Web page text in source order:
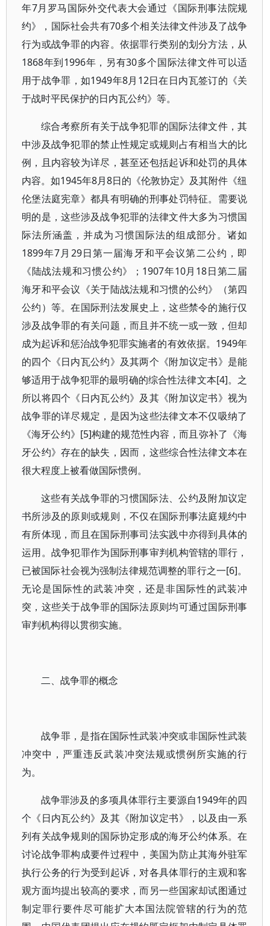
年7月罗马国际外交代表大会通过《国际刑事法院规
约》，国际社会共有70多个相关法律文件涉及了战争
行为或战争罪的内容。依据罪行类别的划分方法，从
1868年到1996年，另有30多个国际法律文件可以适
用于战争罪，如1949年8月12日在日内瓦签订的《关
于战时平民保护的日内瓦公约》等。
综合考察所有关于战争犯罪的国际法律文件，其
中涉及战争犯罪的禁止性规定或规则占有相当大的比
例，且内容较为详尽，甚至还包括起诉和处罚的具体
内容。如1945年8月8日的《伦敦协定》及其附件《纽
伦堡法庭宪章》都具有明确的刑事处罚特征。需要说
明的是，这些涉及战争犯罪的法律文件大多为习惯国
际法所涵盖，并成为习惯国际法的组成部分。诸如
1899年7月29日第一届海牙和平会议第二公约，即
《陆战法规和习惯公约》；1907年10月18日第二届
海牙和平会议《关于陆战法规和习惯的公约》（第四
公约）等。在国际刑法发展史上，这些禁令的施行仅
涉及战争罪的有关问题，而且并不统一或一致，但却
成为起诉和惩治战争犯罪实施者的有效依据。1949年
的四个《日内瓦公约》及其两个《附加议定书》是能
够适用于战争犯罪的最明确的综合性法律文本[4]。之
所以将四个《日内瓦公约》及其《附加议定书》视为
战争罪的详尽规定，是因为这些法律文本不仅吸纳了
《海牙公约》[5]构建的规范性内容，而且弥补了《海
牙公约》存在的缺失，因而，这些综合性法律文本在
很大程度上被看做国际惯例。
这些有关战争罪的习惯国际法、公约及附加议定
书所涉及的原则或规则，不仅在国际刑事法庭规约中
有所体现，而且在国际刑事司法实践中亦得到具体的
运用。战争犯罪作为国际刑事审判机构管辖的罪行，
已被国际社会视为强制法律规范调整的罪行之一[6]。
无论是国际性的武装冲突，还是非国际性的武装冲
突，这些关于战争罪的国际法原则均可通过国际刑事
审判机构得以贯彻实施。
二、战争罪的概念
战争罪，是指在国际性武装冲突或非国际性武装
冲突中，严重违反武装冲突法规或惯例所实施的行
为。
战争罪涉及的多项具体罪行主要源自1949年的四
个《日内瓦公约》及其《附加议定书》，以及由一系
列有关战争规则的国际协定形成的海牙公约体系。在
讨论战争罪构成要件过程中，美国为防止其海外驻军
执行公务的行为受到起诉，对各具体罪行的主观和客
观方面均提出较高的要求，而另一些国家却试图通过
制定罪行要件尽可能扩大本国法院管辖的行为的范